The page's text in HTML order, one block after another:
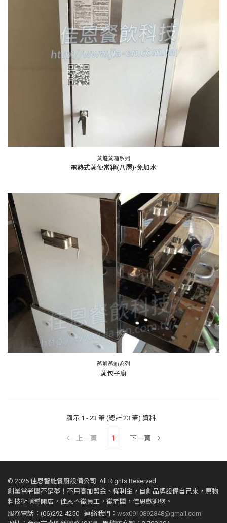
蒸爐蒸箱系列
電熱式蒸便當箱(八層)-免加水
蒸爐蒸箱系列
蒸包子廚
顯示 1 - 23 筆 (總計 23 筆) 資料
上一頁 1 下一頁
© 2026 佳恩智能餐廚設備公司. All Rights Reserved.
創業當老闆不是夢！不用高加盟金、權利金，自創品牌設備自己來，原物
料技術輔導開店，佳恩不徵員工，徵老闆，佳恩歡迎您。
服務電話：(06)292-4250
連絡我們： wsx0910892848@gmail.com